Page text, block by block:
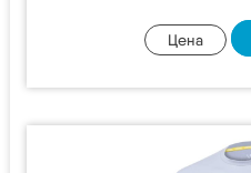
Цена